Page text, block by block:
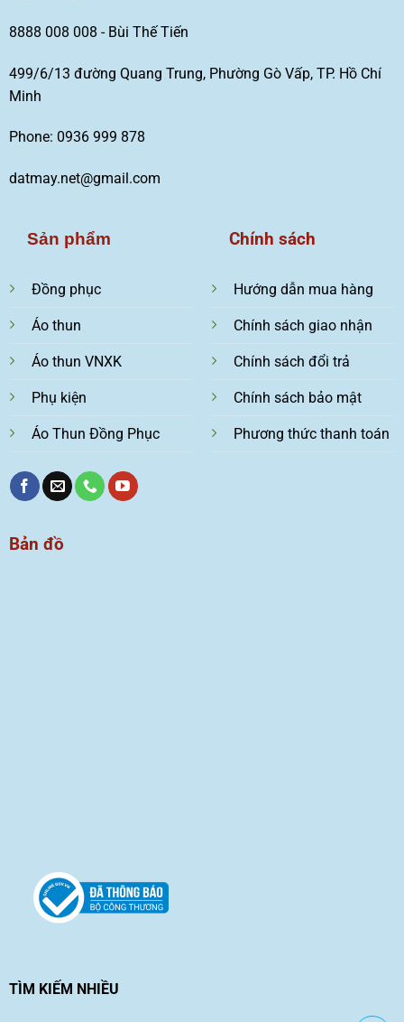
8888 008 008 - Bùi Thế Tiến
499/6/13 đường Quang Trung, Phường Gò Vấp, TP. Hồ Chí
Minh
Phone: 0936 999 878
datmay.net@gmail.com
Sản phẩm
Đồng phục
Áo thun
Áo thun VNXK
Phụ kiện
Áo Thun Đồng Phục
Chính sách
Hướng dẫn mua hàng
Chính sách giao nhận
Chính sách đổi trả
Chính sách bảo mật
Phương thức thanh toán
Bản đồ
TÌM KIẾM NHIỀU